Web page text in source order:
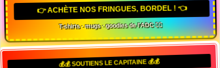
👉 ACHÈTE NOS FRINGUES, BORDEL ! 👈
T-shirts · mugs · goodies de l'ADC 🏴‍☠️
💰💰 SOUTIENS LE CAPITAINE 💰💰